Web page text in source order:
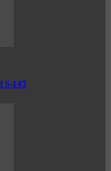
S-145